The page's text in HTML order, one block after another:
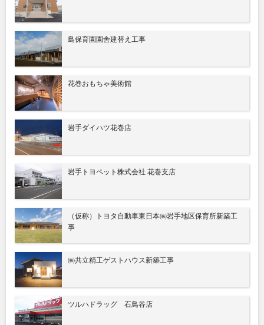
島保育園園舎建替え工事
花巻おもちゃ美術館
岩手ダイハツ花巻店
岩手トヨペット株式会社 花巻支店
（仮称）トヨタ自動車東日本㈱岩手地区保育所新築工
事
㈱共立精工ゲストハウス新築工事
ツルハドラッグ 石鳥谷店